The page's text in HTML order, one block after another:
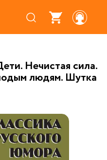
Нечистая сила.
людям. Шутка